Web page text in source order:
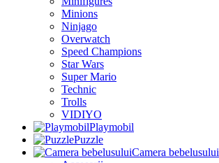
Minions
Ninjago
Overwatch
Speed Champions
Star Wars
Super Mario
Technic
Trolls
VIDIYO
Playmobil
Puzzle
Camera bebelusului